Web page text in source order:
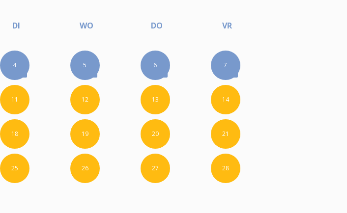
DI WO DO VR
4 5 6 7
11 12 13 14
18 19 20 21
25 26 27 28